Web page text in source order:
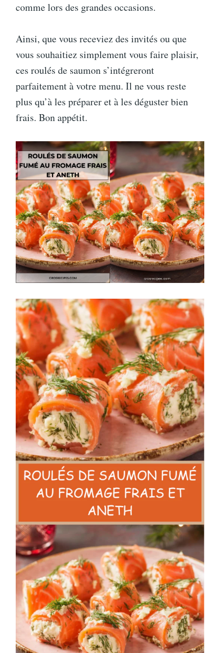
comme lors des grandes occasions.
Ainsi, que vous receviez des invités ou que
vous souhaitiez simplement vous faire plaisir,
ces roulés de saumon s’intégreront
parfaitement à votre menu. Il ne vous reste
plus qu’à les préparer et à les déguster bien
frais. Bon appétit.